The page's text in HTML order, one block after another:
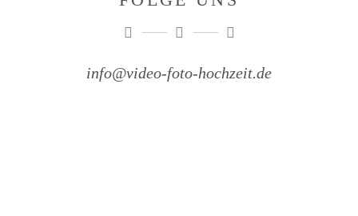
info@video-foto-hochzeit.de